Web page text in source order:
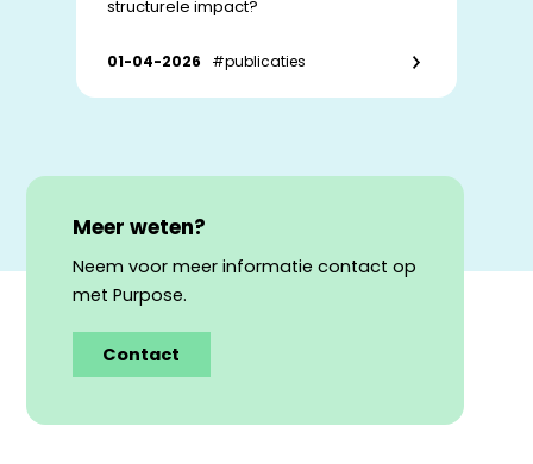
structurele impact?
01-04-2026 #publicaties
Meer weten?
Neem voor meer informatie contact op
met Purpose.
Contact